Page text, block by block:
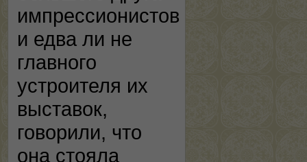
импрессионистов
и едва ли не
главного
устроителя их
выставок,
говорили, что
она стояла